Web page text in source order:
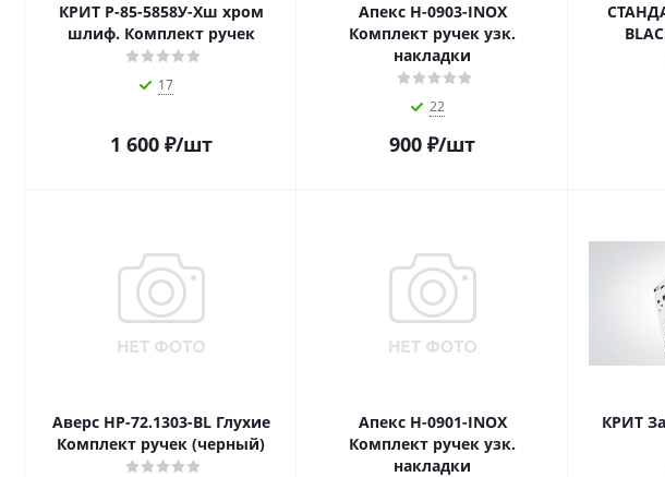
КРИТ Р-85-5858У-Хш хром
шлиф. Комплект ручек
17
1 600₽/шт
Апекс Н-0903-INOX
Комплект ручек узк.
накладки
22
900 ₽/шт
Аверс НР-72.1303-BL Глухие
Комплект ручек (черный)
Апекс Н-0901-INOX
Комплект ручек узк.
накладки
КРИТ